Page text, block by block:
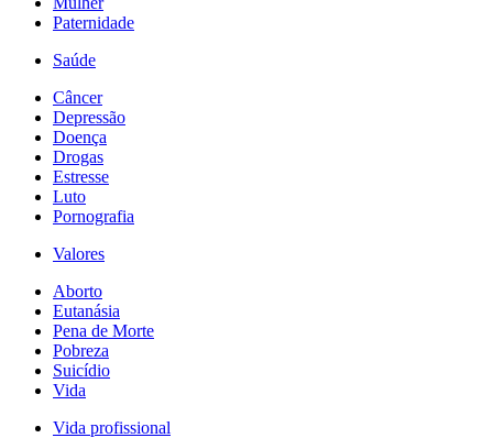
Paternidade
Saúde
Câncer
Depressão
Doença
Drogas
Estresse
Luto
Pornografia
Valores
Aborto
Eutanásia
Pena de Morte
Pobreza
Suicídio
Vida
Vida profissional